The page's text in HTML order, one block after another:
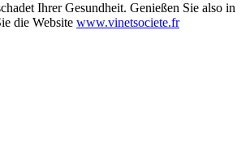
Ihrer Gesundheit. Genießen Sie also in
die Website www.vinetsociete.fr